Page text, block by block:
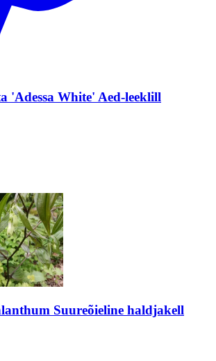
'Adessa White' Aed-leeklill
Suureõieline haldjakell